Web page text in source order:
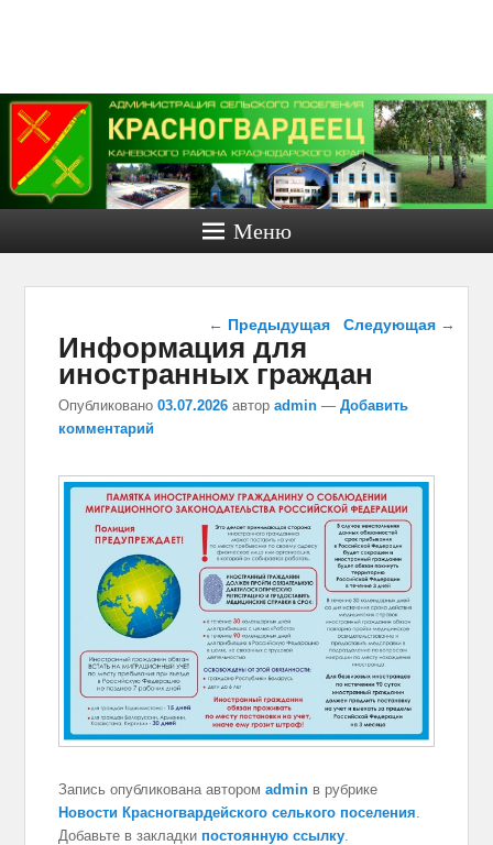
района.
сайт.
Официальный сайт
Меню
Навигация по записям
← Предыдущая Следующая →
Информация для
иностранных граждан
Опубликовано03.07.2026 авторadmin —Добавить
комментарий
Запись опубликована авторомadmin в рубрике
Новости Красногвардейского селького поселения
Добавьте в закладки постоянную ссылку